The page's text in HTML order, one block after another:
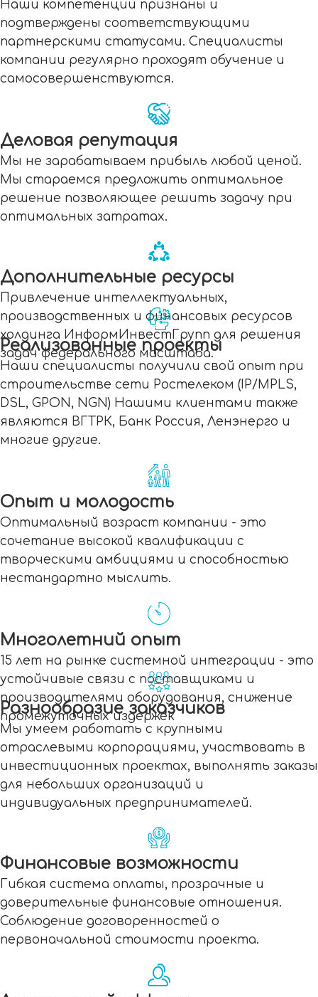
Наши компетенции признаны и
подтверждены соответствующими
партнерскими статусами. Специалисты
компании регулярно проходят обучение и
самосовершенствуются.
Деловая репутация
Мы не зарабатываем прибыль любой ценой.
Мы стараемся предложить оптимальное
решение позволяющее решить задачу при
оптимальных затратах.
Дополнительные ресурсы
Привлечение интеллектуальных,
производственных и финансовых ресурсов
холдинга ИнформИнвестГрупп для решения
задач федерального масштаба.
Реализованные проекты
Наши специалисты получили свой опыт при
строительстве сети Ростелеком (IP/MPLS,
DSL, GPON, NGN) Нашими клиентами также
являются ВГТРК, Банк Россия, Ленэнерго и
многие другие.
Опыт и молодость
Оптимальный возраст компании - это
сочетание высокой квалификации с
творческими амбициями и способностью
нестандартно мыслить.
Многолетний опыт
15 лет на рынке системной интеграции - это
устойчивые связи с поставщиками и
производителями оборудования, снижение
промежуточных издержек
Разнообразие заказчиков
Мы умеем работать с крупными
отраслевыми корпорациями, участвовать в
инвестиционных проектах, выполнять заказы
для небольших организаций и
индивидуальных предпринимателей.
Финансовые возможности
Гибкая система оплаты, прозрачные и
доверительные финансовые отношения.
Соблюдение договоренностей о
первоначальной стоимости проекта.